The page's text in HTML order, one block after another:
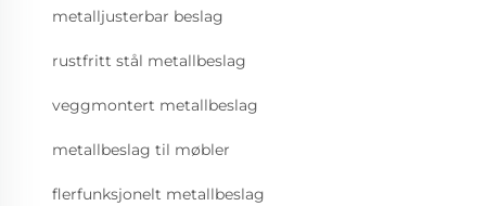
metalljusterbar beslag
rustfritt stål metallbeslag
veggmontert metallbeslag
metallbeslag til møbler
flerfunksjonelt metallbeslag